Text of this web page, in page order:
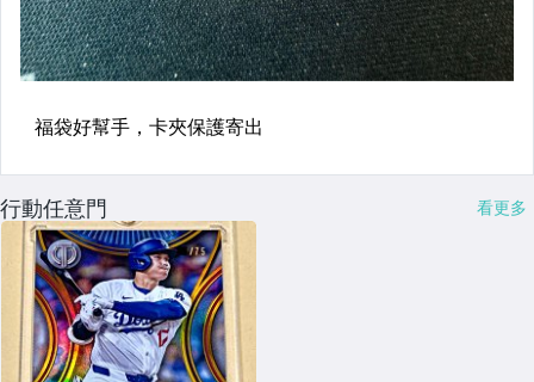
行動任意門 看更多